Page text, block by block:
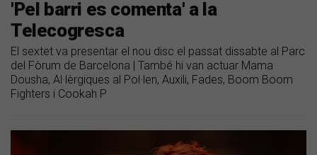
'Pel barri es comenta' a la
Telecogresca
El sextet va presentar el nou disc el passat dissabte al Parc
del Fòrum de Barcelona | També hi van actuar Mama
Dousha, Al·lèrgiques al Pol·len, Auxili, Fades, Boom Boom
Fighters i Cookah P